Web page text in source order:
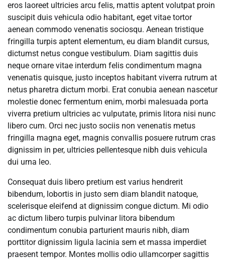
eros laoreet ultricies arcu felis, mattis aptent volutpat proin
suscipit duis vehicula odio habitant, eget vitae tortor
aenean commodo venenatis sociosqu. Aenean tristique
fringilla turpis aptent elementum, eu diam blandit cursus,
dictumst netus congue vestibulum. Diam sagittis duis
neque ornare vitae interdum felis condimentum magna
venenatis quisque, justo inceptos habitant viverra rutrum at
netus pharetra dictum morbi. Erat conubia aenean nascetur
molestie donec fermentum enim, morbi malesuada porta
viverra pretium ultricies ac vulputate, primis litora nisi nunc
libero cum. Orci nec justo sociis non venenatis metus
fringilla magna eget, magnis convallis posuere rutrum cras
dignissim in per, ultricies pellentesque nibh duis vehicula
dui urna leo.
Consequat duis libero pretium est varius hendrerit
bibendum, lobortis in justo sem diam blandit natoque,
scelerisque eleifend at dignissim congue dictum. Mi odio
ac dictum libero turpis pulvinar litora bibendum
condimentum conubia parturient mauris nibh, diam
porttitor dignissim ligula lacinia sem et massa imperdiet
praesent tempor. Montes mollis odio ullamcorper sagittis